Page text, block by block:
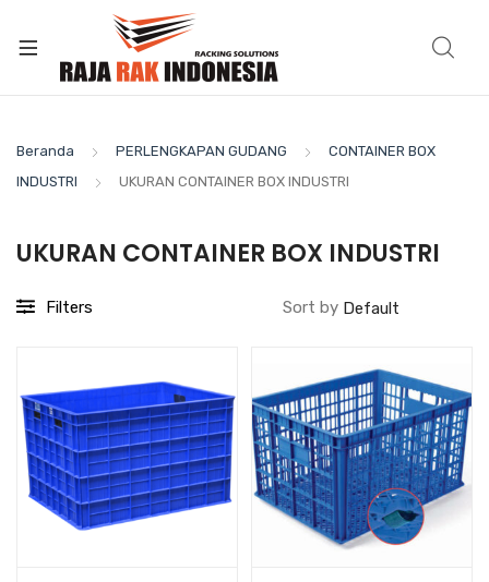
Beranda PERLENGKAPAN GUDANG
CONTAINER BOX
INDUSTRI
UKURAN CONTAINER BOX INDUSTRI
UKURAN CONTAINER BOX INDUSTRI
Filters Sort by